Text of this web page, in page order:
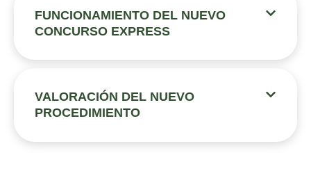
FUNCIONAMIENTO DEL NUEVO
CONCURSO EXPRESS
VALORACIÓN DEL NUEVO
PROCEDIMIENTO